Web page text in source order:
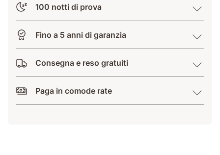
100 notti di prova
Fino a 5 anni di garanzia
Consegna e reso gratuiti
Paga in comode rate